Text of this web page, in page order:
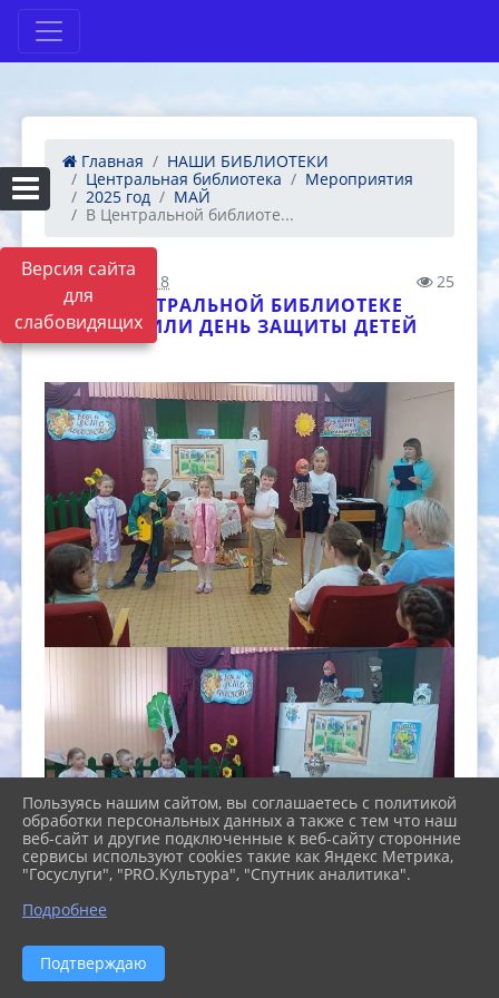
Версия сайта
для
слабовидящих
Главная
НАШИ БИБЛИОТЕКИ
Центральная библиотека
Мероприятия
2025 год
МАЙ
В Центральной библиоте...
31.05.2025 12:18 25
В ЦЕНТРАЛЬНОЙ БИБЛИОТЕКЕ
ОТМЕТИЛИ ДЕНЬ ЗАЩИТЫ ДЕТЕЙ
Пользуясь нашим сайтом, вы соглашаетесь с политикой
обработки персональных данных а также с тем что наш
веб-сайт и другие подключенные к веб-сайту сторонние
сервисы используют cookies такие как Яндекс Метрика,
"Госуслуги", "PRO.Культура", "Спутник аналитика".
Подробнее
Подтверждаю